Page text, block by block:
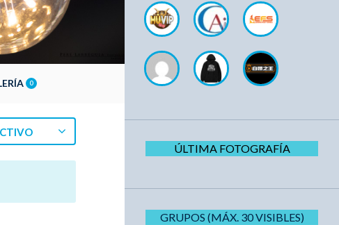
0
ÚLTIMA FOTOGRAFÍA
GRUPOS (MÁX. 30 VISIBLES)